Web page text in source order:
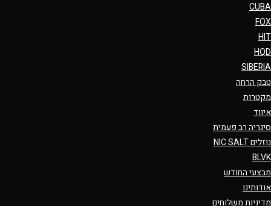
CUBA
FOX
HIT
HQD
SIBERIA
טבק הרחה
מקטרות
איווד
סיגריה רב פעמית
נוזלים NIC SALT
BLVK
מבצעי החודש
אודותינו
מדיניות משלוחים